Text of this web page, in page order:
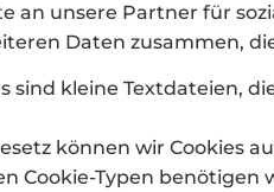
an unsere Partner für
Daten zusammen,
sind kleine Textdateien,
können wir Cookies
Cookie-Typen benötigen